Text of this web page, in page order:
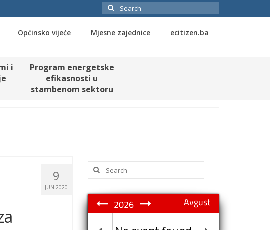
Search
for:
Općinsko vijeće Mjesne zajednice ecitizen.ba
i
Program energetske
efikasnosti u
stambenom sektoru
9
JUN 2020
Search
for:
Avgust
2026